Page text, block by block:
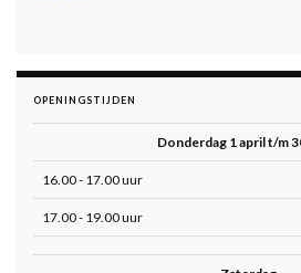
OPENINGSTIJDEN
Donderdag 1 april t/m
16.00 - 17.00 uur
17.00 - 19.00 uur